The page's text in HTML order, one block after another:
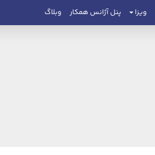
ویزا پنل آژانس همکار وبلاگ